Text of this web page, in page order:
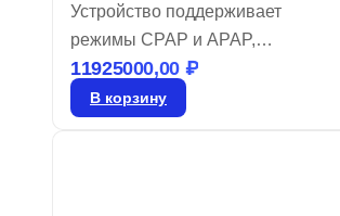
Устройство поддерживает
режимы CPAP и APAP,
оборудовано увлажнителем с
функцией предварительного
11925000,00 ₽
В корзину